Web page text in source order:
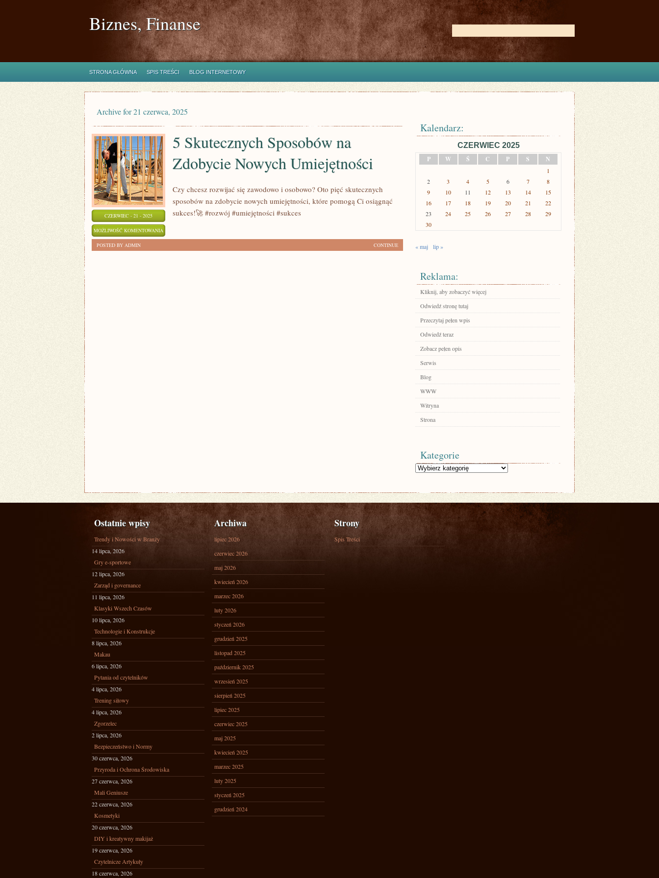
Biznes, Finanse
STRONA GŁÓWNA SPIS TREŚCI BLOG INTERNETOWY
Archive for 21 czerwca, 2025
CZERWIEC - 21 - 2025
MOŻLIWOŚĆ KOMENTOWANIA
ZOSTAŁA WYŁĄCZONA
5 Skutecznych Sposobów na
Zdobycie Nowych Umiejętności
Czy chcesz rozwijać się zawodowo i osobowo? Oto pięć skutecznych
sposobów na zdobycie nowych umiejętności, które pomogą Ci osiągnąć
sukces!🚀 #rozwój #umiejętności #sukces
CONTINUE
POSTED BY ADMIN
Kalendarz:
CZERWIEC 2025
P
W Ś C P S N
1
2
3 4 5 6 7
8
9
10 11 12 13 14
15
16
17 18 19 20 21
22
23
24 25 26 27 28
29
30
« maj lip »
Reklama:
Kliknij, aby zobaczyć więcej
Odwiedź stronę tutaj
Przeczytaj pełen wpis
Odwiedź teraz
Zobacz pełen opis
Serwis
Blog
WWW
Witryna
Strona
Kategorie
Kategorie
Ostatnie wpisy
Trendy i Nowości w Branży
14 lipca, 2026
Gry e-sportowe
12 lipca, 2026
Zarząd i governance
11 lipca, 2026
Klasyki Wszech Czasów
10 lipca, 2026
Technologie i Konstrukcje
8 lipca, 2026
Makau
6 lipca, 2026
Pytania od czytelników
4 lipca, 2026
Trening siłowy
4 lipca, 2026
Zgorzelec
2 lipca, 2026
Bezpieczeństwo i Normy
30 czerwca, 2026
Przyroda i Ochrona Środowiska
27 czerwca, 2026
Mali Geniusze
22 czerwca, 2026
Kosmetyki
20 czerwca, 2026
DIY i kreatywny makijaż
19 czerwca, 2026
Czytelnicze Artykuły
18 czerwca, 2026
Archiwa
lipiec 2026
czerwiec 2026
maj 2026
kwiecień 2026
marzec 2026
luty 2026
styczeń 2026
grudzień 2025
listopad 2025
październik 2025
wrzesień 2025
sierpień 2025
lipiec 2025
czerwiec 2025
maj 2025
kwiecień 2025
marzec 2025
luty 2025
styczeń 2025
grudzień 2024
Strony
Spis Treści